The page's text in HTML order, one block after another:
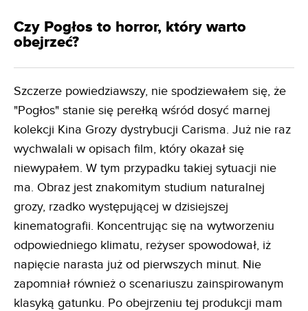
Czy Pogłos to horror, który warto
obejrzeć?
Szczerze powiedziawszy, nie spodziewałem się, że
"Pogłos" stanie się perełką wśród dosyć marnej
kolekcji Kina Grozy dystrybucji Carisma. Już nie raz
wychwalali w opisach film, który okazał się
niewypałem. W tym przypadku takiej sytuacji nie
ma. Obraz jest znakomitym studium naturalnej
grozy, rzadko występującej w dzisiejszej
kinematografii. Koncentrując się na wytworzeniu
odpowiedniego klimatu, reżyser spowodował, iż
napięcie narasta już od pierwszych minut. Nie
zapomniał również o scenariuszu zainspirowanym
klasyką gatunku. Po obejrzeniu tej produkcji mam